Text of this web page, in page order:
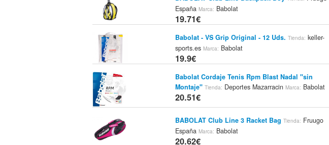
EspañaMarca: Babolat
19.71€
Babolat - VS Grip Original - 12 Uds. Tienda: keller-
sports.esMarca: Babolat
19.9€
Babolat Cordaje Tenis Rpm Blast Nadal "sin
Montaje" Tienda: Deportes MazarracinMarca: Babolat
20.51€
BABOLAT Club Line 3 Racket Bag Tienda: Fruugo
EspañaMarca: Babolat
20.62€